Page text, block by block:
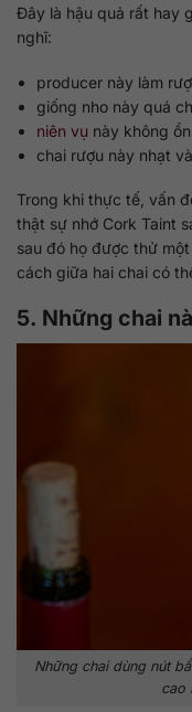
Đây là hậu quả rất hay
nghĩ:
producer này làm
giống nho này quá
niên vụ này không ổn
chai rượu này nhạt
Trong khi thực tế, vấn
thật sự nhớ Cork Taint
sau đó họ được thử
cách giữa hai chai có
5. Những chai
Những chai dùng nút
cao